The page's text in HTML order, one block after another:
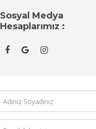
Sosyal Medya
Hesaplarımız :